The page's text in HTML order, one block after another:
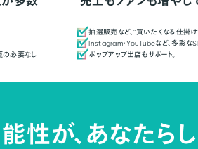
の必要なし
抽選販売など、"買いたくなる仕掛け
Instagram・YouTubeなど、多彩な
ポップアップ出店もサポート。
性が、あなたら